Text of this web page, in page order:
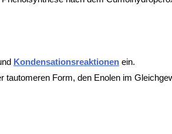
Kondensationsreaktionenein.
Form, den Enolen im